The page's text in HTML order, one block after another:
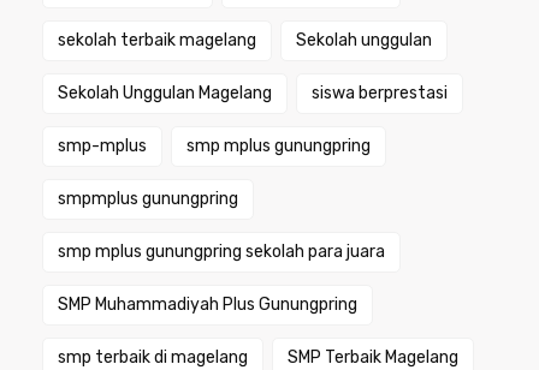
sekolah terbaik magelang Sekolah unggulan
Sekolah Unggulan Magelang siswa berprestasi
smp-mplus smp mplus gunungpring
smpmplus gunungpring
smp mplus gunungpring sekolah para juara
SMP Muhammadiyah Plus Gunungpring
smp terbaik di magelang SMP Terbaik Magelang